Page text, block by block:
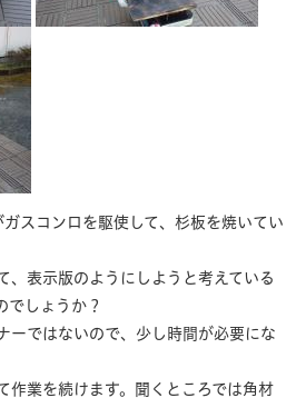
スコンロを駆使して、杉板を焼いてい
、表示版のようにしようと考えている
でしょうか？
ではないので、少し時間が必要にな
作業を続けます。聞くところでは角材